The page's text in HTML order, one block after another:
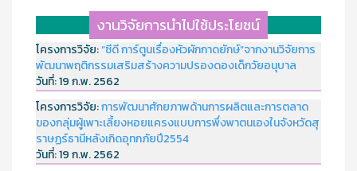
งานวิจัยการนำไปใช้ประโยชน์
โครงการวิจัย:“ซีดี การ์ตูนเรื่องหัวผักกาดยักษ์”จากงานวิจัยการ
พัฒนาพฤติกรรมเสริมสร้างความปรองดองเด็กวัยอนุบาล
วันที่:19 ก.พ. 2562
โครงการวิจัย:การพัฒนาศักยภาพด้านการผลิตและการตลาด
ของกลุ่มผู้เพาะเลี้ยงหอยแครงแบบการพึ่งพาตนเองในจังหวัดสุ
ราษฏร์ธานีหลังเกิดอุทกภัยปี2554
วันที่:19 ก.พ. 2562